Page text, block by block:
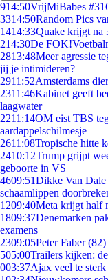
914:50VrijMiBabes
3314:50Random Pics
1414:33Quake krijgt na
214:30De
2813:48Meer agressie
jij je intimideren?
2911:52Amsterdams
2311:46Kabinet geeft
laagwater
2211:14OM eist TBS
aardappelschilmesje
2611:08Tropische hitte
2410:12Trump grijpt
geboorte in VS
4609:51Dikke Van Dale
schaamlippen
1209:40Meta krijgt half
1809:37Denemarken
examens
2309:05Peter Faber
505:00Trailers kijken:
003:37Ajax veel te